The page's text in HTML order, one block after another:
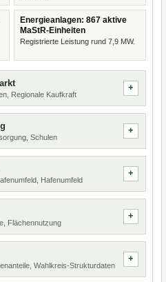
Energieanlagen: 867 aktive
MaStR-Einheiten
Registrierte Leistung rund 7,9 MW.
Regionale Kaufkraft
Schulen
Hafenumfeld
Flächennutzung
Wahlkreis-Strukturdaten